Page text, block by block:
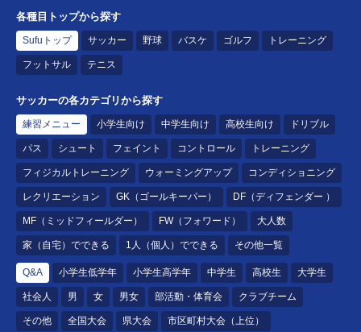
各種目トップから探す
Sufuトップ サッカー 野球 バスケ ゴルフ トレーニング
フットサル テニス
サッカーの各カテゴリから探す
練習メニュー 小学生向け 中学生向け 高校生向け ドリブル
パス シュート フェイント コントロール トレーニング
フィジカルトレーニング ウォーミングアップ コンディショニング
レクリエーション GK（ゴールキーパー） DF（ディフェンダー ）
MF（ミッドフィールダー） FW（フォワード） 大人数
家（自宅）でできる 1人（個人）でできる その他一覧
Q&A 小学生低学年 小学生高学年 中学生 高校生 大学生
社会人 男 女 男女 部活動・体育会 クラブチーム
その他 全国大会 県大会 市区町村大会（上位）